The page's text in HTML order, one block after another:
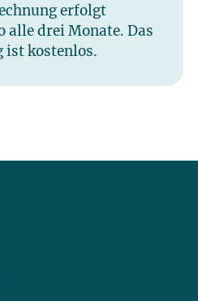
erfolgt
alle drei Monate. Das
ist kostenlos.